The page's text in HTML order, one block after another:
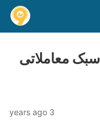
معاملاتی
3 years ago